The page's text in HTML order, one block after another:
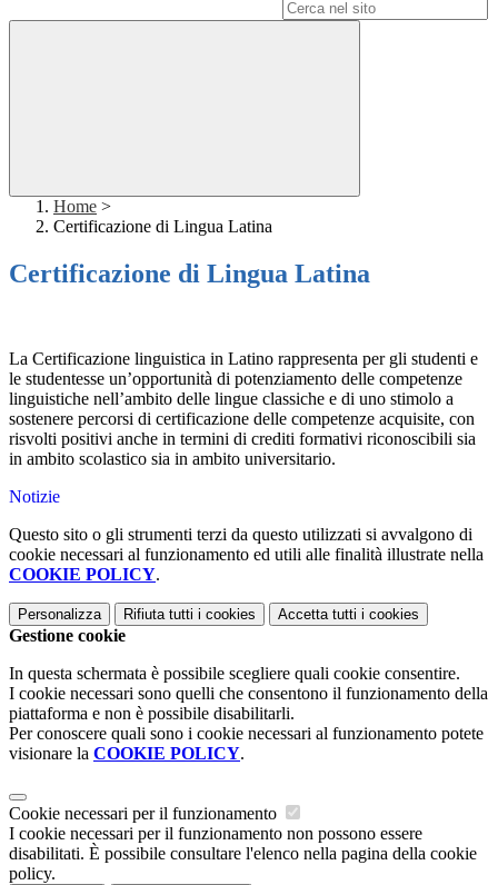
Home >
Certificazione di Lingua Latina
Certificazione di Lingua Latina
La Certificazione linguistica in Latino rappresenta per gli studenti e
le studentesse un’opportunità di potenziamento delle competenze
linguistiche nell’ambito delle lingue classiche e di uno stimolo a
sostenere percorsi di certificazione delle competenze acquisite, con
risvolti positivi anche in termini di crediti formativi riconoscibili sia
in ambito scolastico sia in ambito universitario.
Notizie
Questo sito o gli strumenti terzi da questo utilizzati si avvalgono di
cookie necessari al funzionamento ed utili alle finalità illustrate nella
COOKIE POLICY.
Personalizza Rifiuta tutti i cookies Accetta tutti i cookies
Gestione cookie
In questa schermata è possibile scegliere quali cookie consentire.
I cookie necessari sono quelli che consentono il funzionamento della
piattaforma e non è possibile disabilitarli.
Per conoscere quali sono i cookie necessari al funzionamento potete
visionare la COOKIE POLICY.
Cookie necessari per il funzionamento
I cookie necessari per il funzionamento non possono essere
disabilitati. È possibile consultare l'elenco nella pagina della cookie
policy.